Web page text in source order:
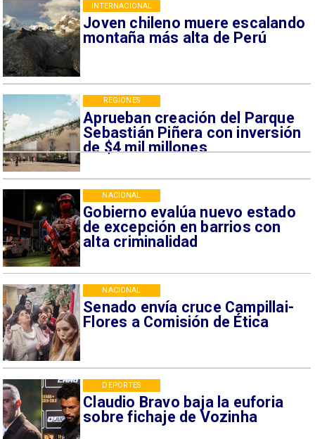
Joven chileno muere escalando
montaña más alta de Perú
INTERNACIONAL
Aprueban creación del Parque
Sebastián Piñera con inversión
de $4 mil millones
REGIONES
Gobierno evalúa nuevo estado
de excepción en barrios con
alta criminalidad
NACIONAL
Senado envía cruce Campillai-
Flores a Comisión de Ética
NACIONAL
Claudio Bravo baja la euforia
sobre fichaje de Vozinha
DEPORTES